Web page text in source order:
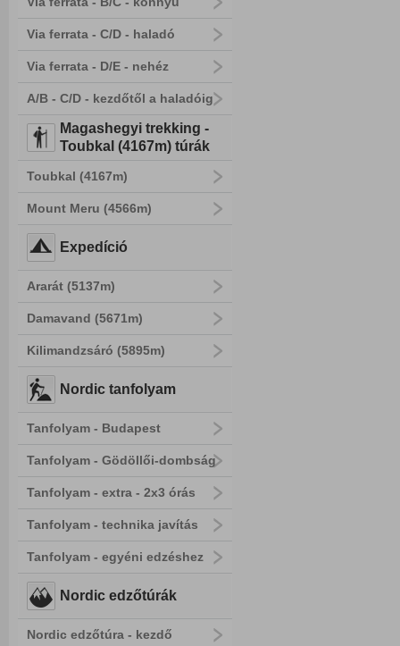
Via ferrata - C/D - haladó
Via ferrata - D/E - nehéz
A/B - C/D - kezdőtől a haladóig
Magashegyi trekking -
Toubkal (4167m) túrák
Toubkal (4167m)
Mount Meru (4566m)
Expedíció
Ararát (5137m)
Damavand (5671m)
Kilimandzsáró (5895m)
Nordic tanfolyam
Tanfolyam - Budapest
Tanfolyam - Gödöllői-dombság
Tanfolyam - extra - 2x3 órás
Tanfolyam - technika javítás
Tanfolyam - egyéni edzéshez
Nordic edzőtúrák
Nordic edzőtúra - kezdő